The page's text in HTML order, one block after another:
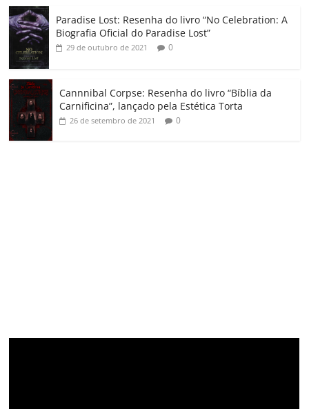
Paradise Lost: Resenha do livro “No Celebration: A
Biografia Oficial do Paradise Lost”
29 de outubro de 2021 0
Cannnibal Corpse: Resenha do livro “Bíblia da
Carnificina”, lançado pela Estética Torta
26 de setembro de 2021 0